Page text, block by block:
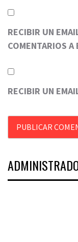
RECIBIR UN
COMENTARIOS A
RECIBIR UN